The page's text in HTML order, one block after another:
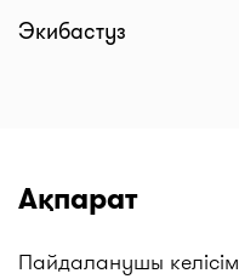
Экибастуз
Ақпарат
Пайдаланушы